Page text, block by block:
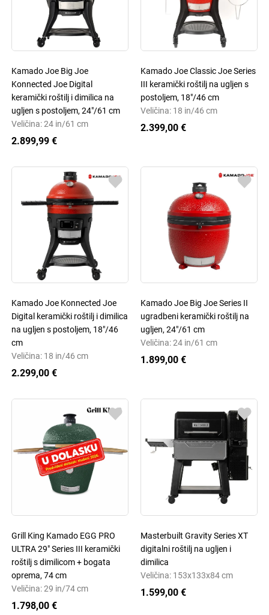
Kamado Joe Big Joe
Konnected Joe Digital
keramički roštilj i dimilica na
ugljen s postoljem, 24"/61 cm
Veličina: 24 in/61 cm
2.899,99 €
Kamado Joe Classic Joe Series
III keramički roštilj na ugljen s
postoljem, 18"/46 cm
Veličina: 18 in/46 cm
2.399,00 €
Kamado Joe Konnected Joe
Digital keramički roštilj i dimilica
na ugljen s postoljem, 18"/46
cm
Veličina: 18 in/46 cm
2.299,00 €
Kamado Joe Big Joe Series II
ugradbeni keramički roštilj na
ugljen, 24"/61 cm
Veličina: 24 in/61 cm
1.899,00 €
Grill King Kamado EGG PRO
ULTRA 29" Series III keramički
roštilj s dimilicom + bogata
oprema, 74 cm
Veličina: 29 in/74 cm
1.798,00 €
Masterbuilt Gravity Series XT
digitalni roštilj na ugljen i
dimilica
Veličina: 153x133x84 cm
1.599,00 €